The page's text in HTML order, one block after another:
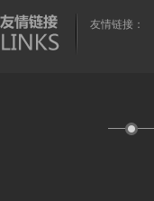
友情链接：